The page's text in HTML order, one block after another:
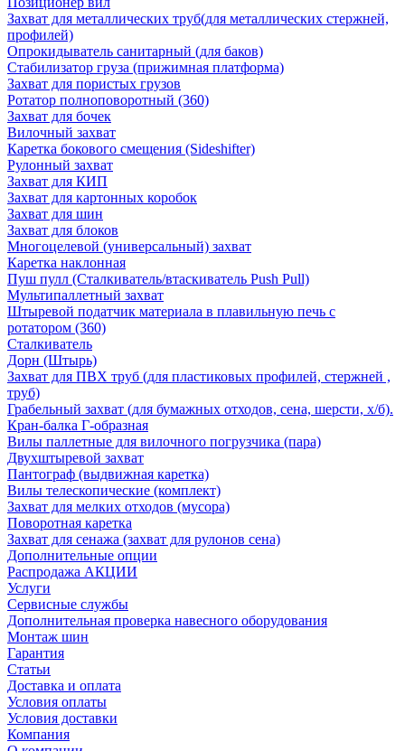
Захват для металлических труб(для металлических стержней,
профилей)
Опрокидыватель санитарный (для баков)
Стабилизатор груза (прижимная платформа)
Захват для пористых грузов
Ротатор полноповоротный (360)
Захват для бочек
Вилочный захват
Каретка бокового смещения (Sideshifter)
Рулонный захват
Захват для КИП
Захват для картонных коробок
Захват для шин
Захват для блоков
Многоцелевой (универсальный) захват
Каретка наклонная
Пуш пулл (Сталкиватель/втаскиватель Push Pull)
Мультипаллетный захват
Штыревой податчик материала в плавильную печь с
ротатором (360)
Сталкиватель
Дорн (Штырь)
Захват для ПВХ труб (для пластиковых профилей, стержней ,
труб)
Грабельный захват (для бумажных отходов, сена, шерсти, х/б).
Кран-балка Г-образная
Вилы паллетные для вилочного погрузчика (пара)
Двухштыревой захват
Пантограф (выдвижная каретка)
Вилы телескопические (комплект)
Захват для мелких отходов (мусора)
Поворотная каретка
Захват для сенажа (захват для рулонов сена)
Дополнительные опции
Распродажа АКЦИИ
Услуги
Сервисные службы
Дополнительная проверка навесного оборудования
Монтаж шин
Гарантия
Статьи
Доставка и оплата
Условия оплаты
Условия доставки
Компания